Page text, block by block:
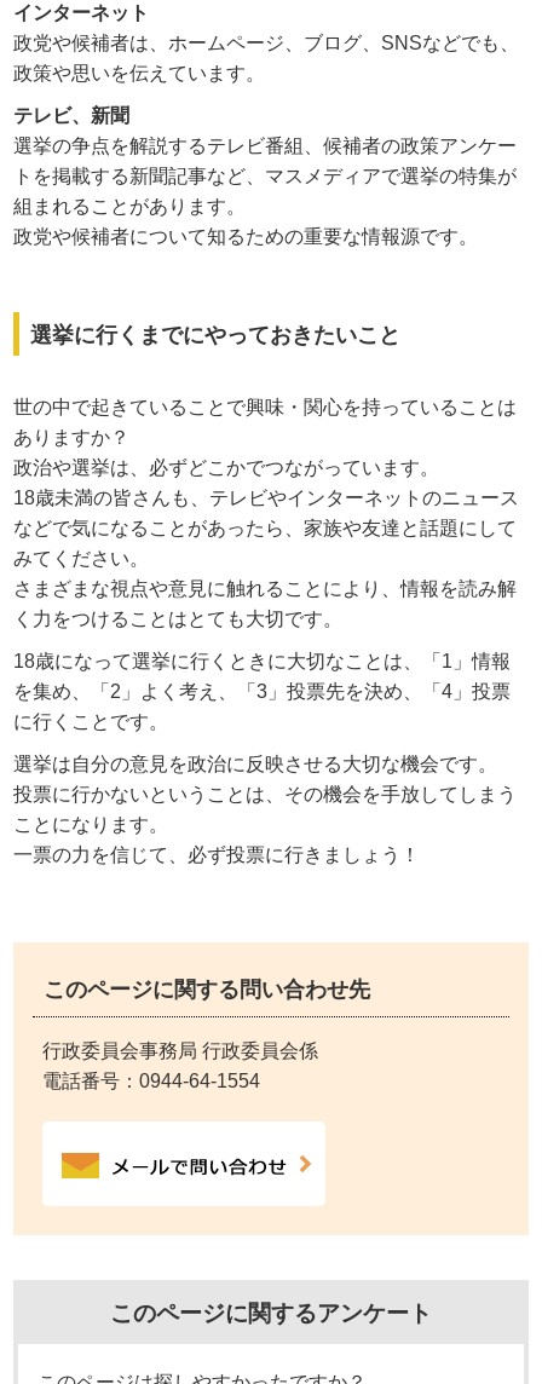
インターネット
政党や候補者は、ホームページ、ブログ、SNSなどでも、
政策や思いを伝えています。
テレビ、新聞
選挙の争点を解説するテレビ番組、候補者の政策アンケー
トを掲載する新聞記事など、マスメディアで選挙の特集が
組まれることがあります。
政党や候補者について知るための重要な情報源です。
選挙に行くまでにやっておきたいこと
世の中で起きていることで興味・関心を持っていることは
ありますか？
政治や選挙は、必ずどこかでつながっています。
18歳未満の皆さんも、テレビやインターネットのニュース
などで気になることがあったら、家族や友達と話題にして
みてください。
さまざまな視点や意見に触れることにより、情報を読み解
く力をつけることはとても大切です。
18歳になって選挙に行くときに大切なことは、「1」情報
を集め、「2」よく考え、「3」投票先を決め、「4」投票
に行くことです。
選挙は自分の意見を政治に反映させる大切な機会です。
投票に行かないということは、その機会を手放してしまう
ことになります。
一票の力を信じて、必ず投票に行きましょう！
このページに関する問い合わせ先
行政委員会事務局 行政委員会係
電話番号：0944-64-1554
このページに関するアンケート